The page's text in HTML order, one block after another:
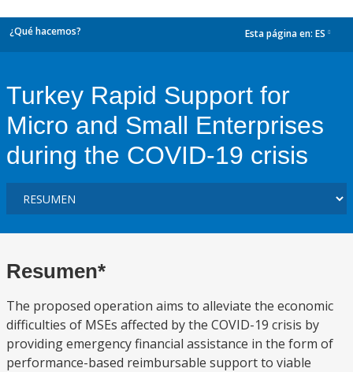
¿Qué hacemos? Esta página en: ES
Turkey Rapid Support for
Micro and Small Enterprises
during the COVID-19 crisis
Resumen*
The proposed operation aims to alleviate the economic
difficulties of MSEs affected by the COVID-19 crisis by
providing emergency financial assistance in the form of
performance-based reimbursable support to viable